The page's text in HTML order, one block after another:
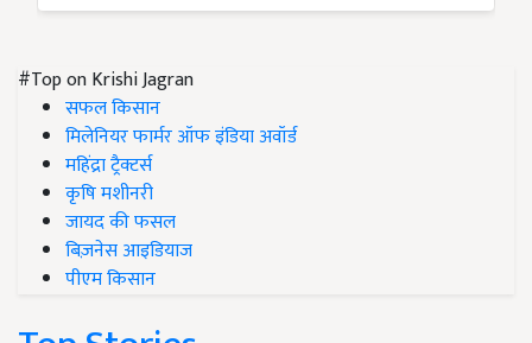
सफल किसान
मिलेनियर फार्मर ऑफ इंडिया अवॉर्ड
महिंद्रा ट्रैक्टर्स
कृषि मशीनरी
जायद की फसल
बिज़नेस आइडियाज
पीएम किसान
Top Stories